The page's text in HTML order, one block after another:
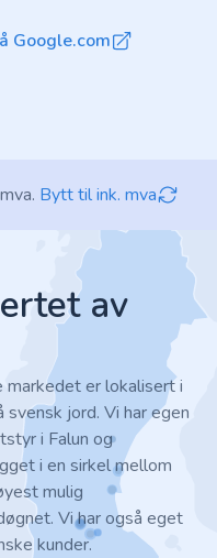
Google.com
Bytt til ink. mva
av
er lokalisert i
jord. Vi har egen
i Falun og
i en sirkel mellom
mulig
Vi har også eget
kunder.